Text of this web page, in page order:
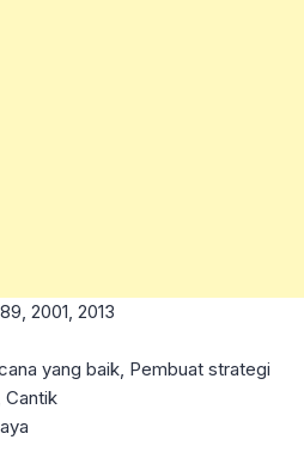
2001, 2013
yang baik, Pembuat strategi
Cantik